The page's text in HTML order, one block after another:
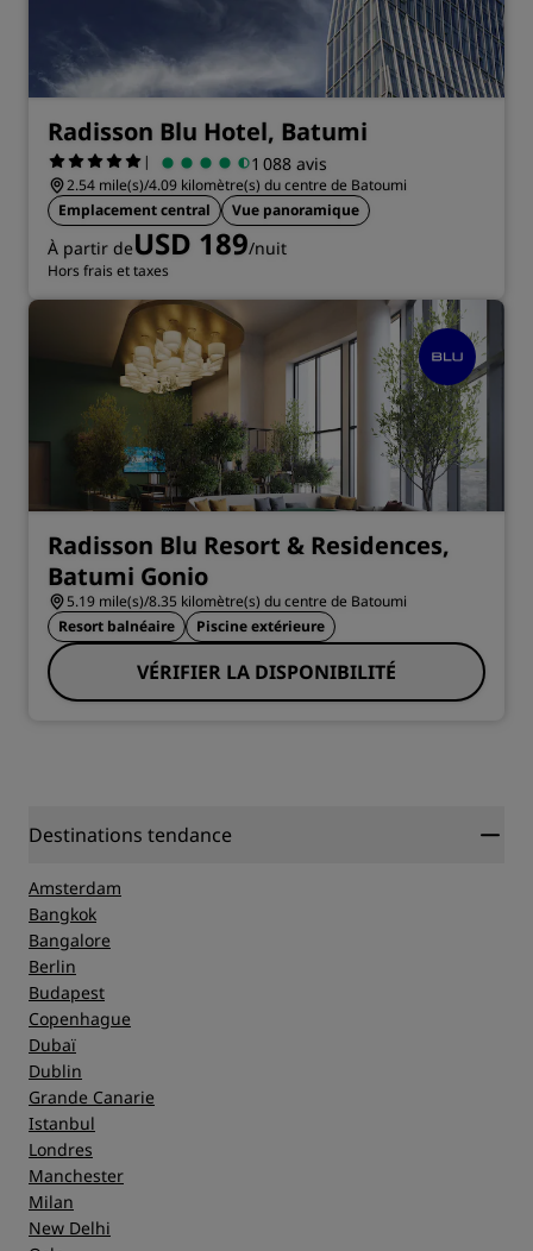
Radisson Blu Hotel, Batumi
| 1 088 avis
2.54 mile(s)/4.09 kilomètre(s) du centre de Batoumi
Emplacement central
Vue panoramique
À partir deUSD 189/nuit
Hors frais et taxes
Radisson Blu Resort & Residences,
Batumi Gonio
5.19 mile(s)/8.35 kilomètre(s) du centre de Batoumi
Resort balnéaire
Piscine extérieure
VÉRIFIER LA DISPONIBILITÉ
Destinations tendance
Amsterdam
Bangkok
Bangalore
Berlin
Budapest
Copenhague
Dubaï
Dublin
Grande Canarie
Istanbul
Londres
Manchester
Milan
New Delhi